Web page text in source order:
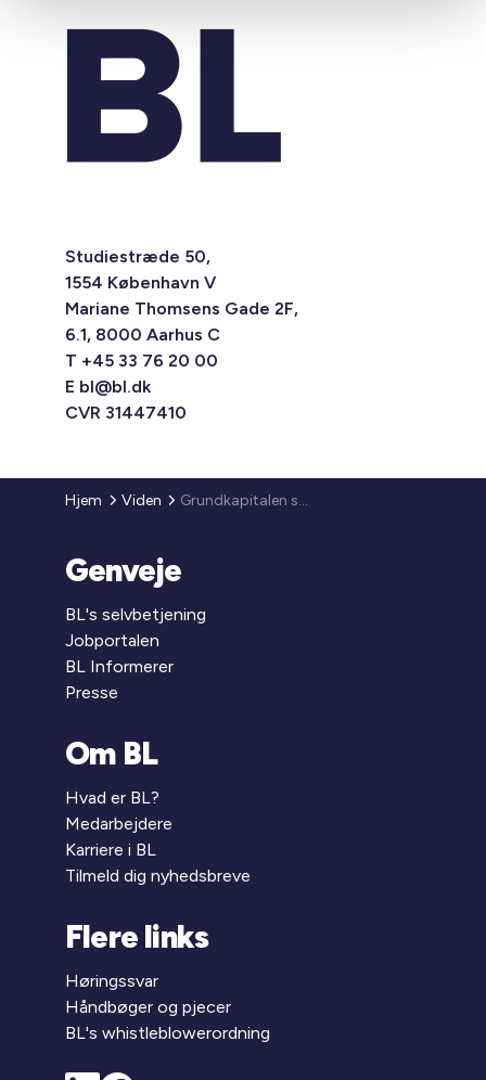
Studiestræde 50,
1554 København V
Mariane Thomsens Gade 2F,
6.1, 8000 Aarhus C
T +45 33 76 20 00
E bl@bl.dk
CVR 31447410
Hjem Viden Grundkapitalen stiger til 14 pct.
Genveje
BL's selvbetjening
Jobportalen
BL Informerer
Presse
Om BL
Hvad er BL?
Medarbejdere
Karriere i BL
Tilmeld dig nyhedsbreve
Flere links
Høringssvar
Håndbøger og pjecer
BL's whistleblowerordning